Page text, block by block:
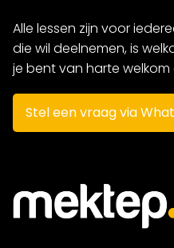
Alle lessen zijn voor
die wil deelnemen, is
je bent van harte
Stel een vraag via